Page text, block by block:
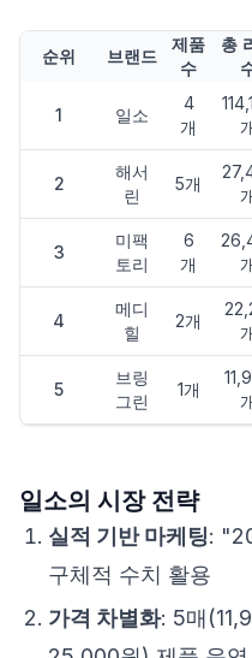
순위 브랜드
제품
수
총
1 일소
4
개
2
해서
린
5개
3
미팩
토리
6
개
4
메디
힐
2개
5
브링
그린
1개
일소의 시장 전략
실적 기반 마케팅:
구체적 수치 활용
가격 차별화: 5매